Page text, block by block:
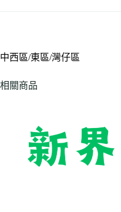
中西區/東區/灣仔區
相關商品